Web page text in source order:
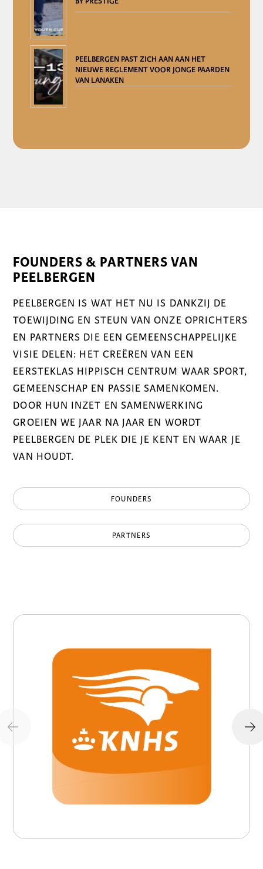
PEELBERGEN PAST ZICH AAN AAN HET
NIEUWE REGLEMENT VOOR JONGE PAARDEN
VAN LANAKEN
FOUNDERS & PARTNERS VAN
PEELBERGEN
PEELBERGEN IS WAT HET NU IS DANKZIJ DE
TOEWIJDING EN STEUN VAN ONZE OPRICHTERS
EN PARTNERS DIE EEN GEMEENSCHAPPELIJKE
VISIE DELEN: HET CREËREN VAN EEN
EERSTEKLAS HIPPISCH CENTRUM WAAR SPORT,
GEMEENSCHAP EN PASSIE SAMENKOMEN.
DOOR HUN INZET EN SAMENWERKING
GROEIEN WE JAAR NA JAAR EN WORDT
PEELBERGEN DE PLEK DIE JE KENT EN WAAR JE
VAN HOUDT.
FOUNDERS
PARTNERS